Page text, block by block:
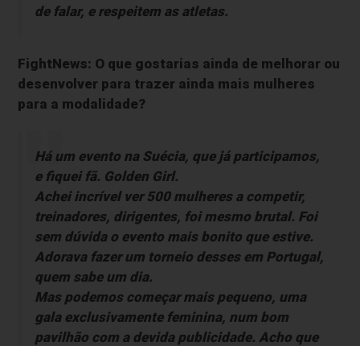
de falar, e respeitem as atletas.
FightNews: O que gostarias ainda de melhorar ou
desenvolver para trazer ainda mais mulheres
para a modalidade?
Há um evento na Suécia, que já participamos,
e fiquei fã. Golden Girl.
Achei incrível ver 500 mulheres a competir,
treinadores, dirigentes, foi mesmo brutal. Foi
sem dúvida o evento mais bonito que estive.
Adorava fazer um torneio desses em Portugal,
quem sabe um dia.
Mas podemos começar mais pequeno, uma
gala exclusivamente feminina, num bom
pavilhão com a devida publicidade. Acho que